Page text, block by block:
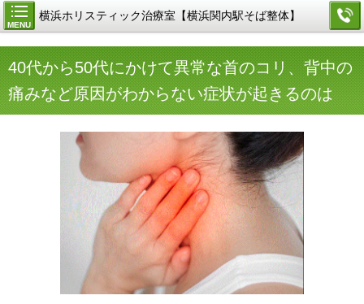
MENU
横浜ホリスティック治療室【横浜関内駅そば整体】
40代から50代にかけて異常な首のコリ、背中の
痛みなど原因がわからない症状が起きるのは